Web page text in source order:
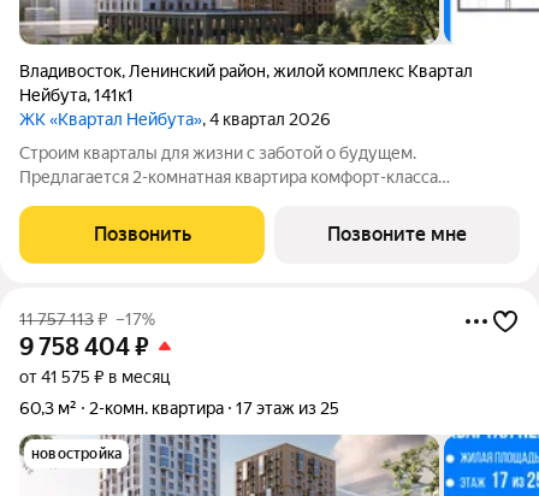
Владивосток, Ленинский район,жилой комплекс Квартал
Нейбута,141к1
ЖК «Квартал Нейбута», 4 квартал 2026
Строим кварталы для жизни с заботой о будущем.
Предлагается 2-комнатная квартира комфорт-класса
на 24-м этаже, в жилом комплексе "Квартал
Нейбута".Выбирайте свое место для счастливой жизни:
Позвонить Позвоните мне
11 757 113₽ –17%
9 758 404₽
от 41 575 ₽ в месяц
60,3 м²
2-комн. квартира 17 этаж из 25
новостройка